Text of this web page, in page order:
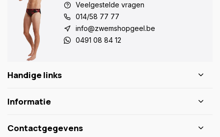
Veelgestelde vragen
014/58 77 77
info@zwemshopgeel.be
0491 08 84 12
Handige links
Informatie
Contactgegevens